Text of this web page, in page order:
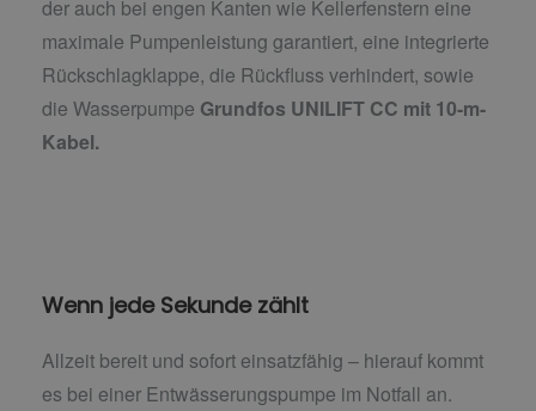
der auch bei engen Kanten wie Kellerfenstern eine
maximale Pumpenleistung garantiert, eine integrierte
Rückschlagklappe, die Rückfluss verhindert, sowie
die Wasserpumpe Grundfos UNILIFT CC mit 10-m-
Kabel.
Wenn jede Sekunde zählt
Allzeit bereit und sofort einsatzfähig – hierauf kommt
es bei einer Entwässerungspumpe im Notfall an.